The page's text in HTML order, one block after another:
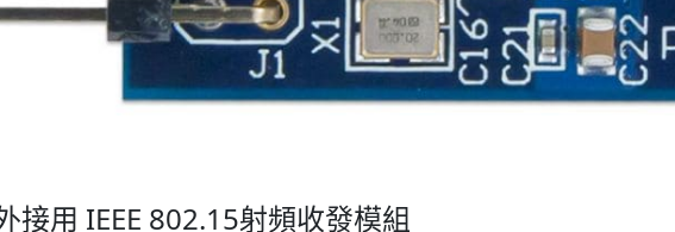
接用 IEEE 802.15射頻收發模組